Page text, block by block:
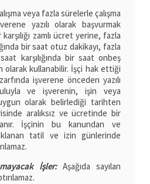
veya fazla sürelerle çalışma
yazılı olarak başvurmak
zamlı ücret yerine, fazla
bir saat otuz dakikayı, fazla
karşılığında bir saat onbeş
olarak kullanabilir. İşçi hak ettiği
işverene önceden yazılı
ve işverenin, işin veya
olarak belirlediği tarihten
aralıksız ve ücretinde bir
İşçinin bu kanundan ve
tatil ve izin günlerinde
İşler: Aşağıda sayılan